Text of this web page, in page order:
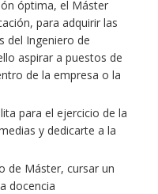
óptima, el Máster
para adquirir las
del Ingeniero de
aspirar a puestos de
de la empresa o la
para el ejercicio de la
y dedicarte a la
de Máster, cursar un
docencia